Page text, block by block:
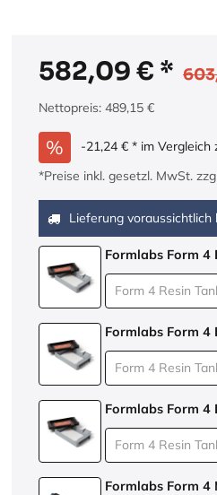
582,09 €
Nettopreis: 489,15 €
- 21,24 € * im Vergleich
*Preise inkl. gesetzl. MwSt.
Lieferung voraussichtlich
Formlabs Form 4
Formlabs Form 4
Formlabs Form 4
Formlabs Form 4